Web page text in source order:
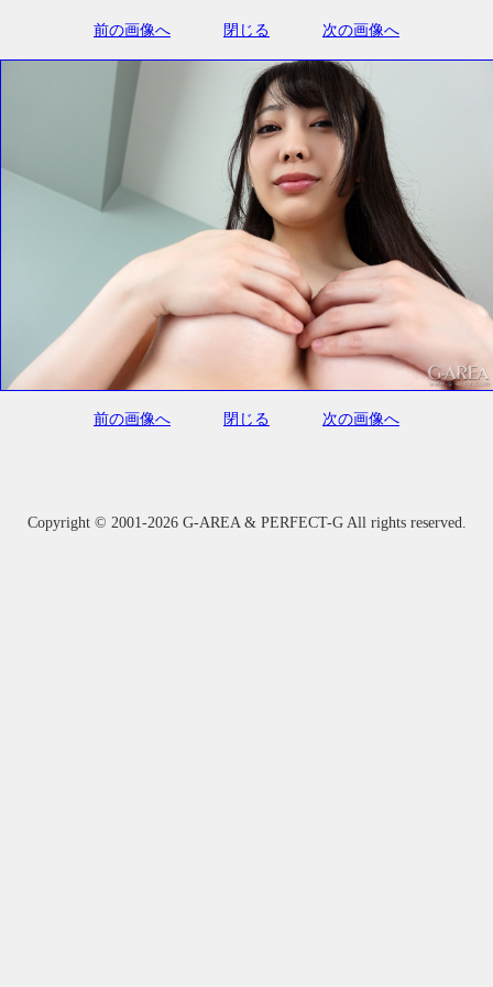
前の画像へ 閉じる 次の画像へ
前の画像へ 閉じる 次の画像へ
Copyright © 2001-2026 G-AREA & PERFECT-G All rights reserved.